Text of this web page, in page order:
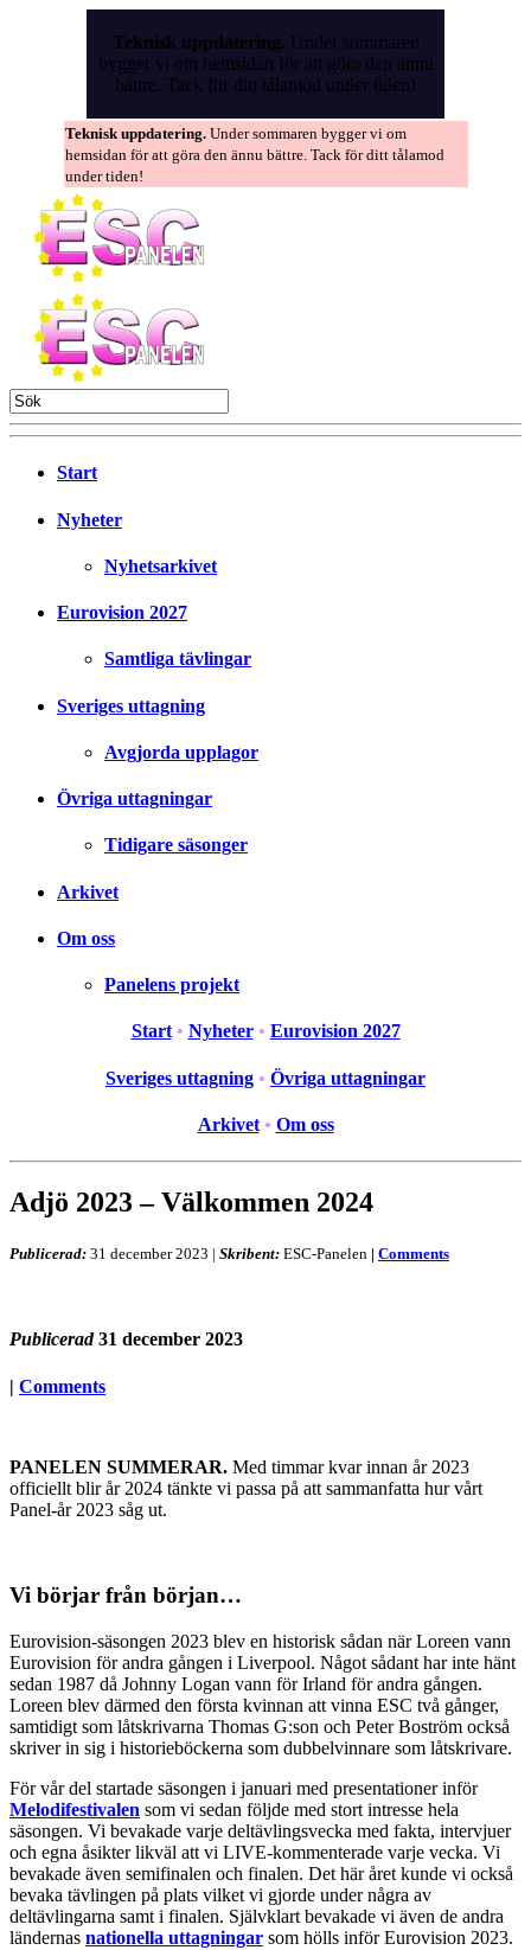
Teknisk uppdatering. Under sommaren
bygger vi om hemsidan för att göra den ännu
bättre. Tack för ditt tålamod under tiden!
Teknisk uppdatering. Under sommaren bygger vi om
hemsidan för att göra den ännu bättre. Tack för ditt tålamod
under tiden!
Start
Nyheter
Nyhetsarkivet
Eurovision 2027
Samtliga tävlingar
Sveriges uttagning
Avgjorda upplagor
Övriga uttagningar
Tidigare säsonger
Arkivet
Om oss
Panelens projekt
Start • Nyheter • Eurovision 2027
Sveriges uttagning • Övriga uttagningar
Arkivet • Om oss
Adjö 2023 – Välkommen 2024
Publicerad: 31 december 2023 | Skribent: ESC-Panelen | Comments
Publicerad 31 december 2023
| Comments
PANELEN SUMMERAR. Med timmar kvar innan år 2023
officiellt blir år 2024 tänkte vi passa på att sammanfatta hur vårt
Panel-år 2023 såg ut.
Vi börjar från början…
Eurovision-säsongen 2023 blev en historisk sådan när Loreen vann
Eurovision för andra gången i Liverpool. Något sådant har inte hänt
sedan 1987 då Johnny Logan vann för Irland för andra gången.
Loreen blev därmed den första kvinnan att vinna ESC två gånger,
samtidigt som låtskrivarna Thomas G:son och Peter Boström också
skriver in sig i historieböckerna som dubbelvinnare som låtskrivare.
För vår del startade säsongen i januari med presentationer inför
Melodifestivalen som vi sedan följde med stort intresse hela
säsongen. Vi bevakade varje deltävlingsvecka med fakta, intervjuer
och egna åsikter likväl att vi LIVE-kommenterade varje vecka. Vi
bevakade även semifinalen och finalen. Det här året kunde vi också
bevaka tävlingen på plats vilket vi gjorde under några av
deltävlingarna samt i finalen. Självklart bevakade vi även de andra
ländernas nationella uttagningar som hölls inför Eurovision 2023.